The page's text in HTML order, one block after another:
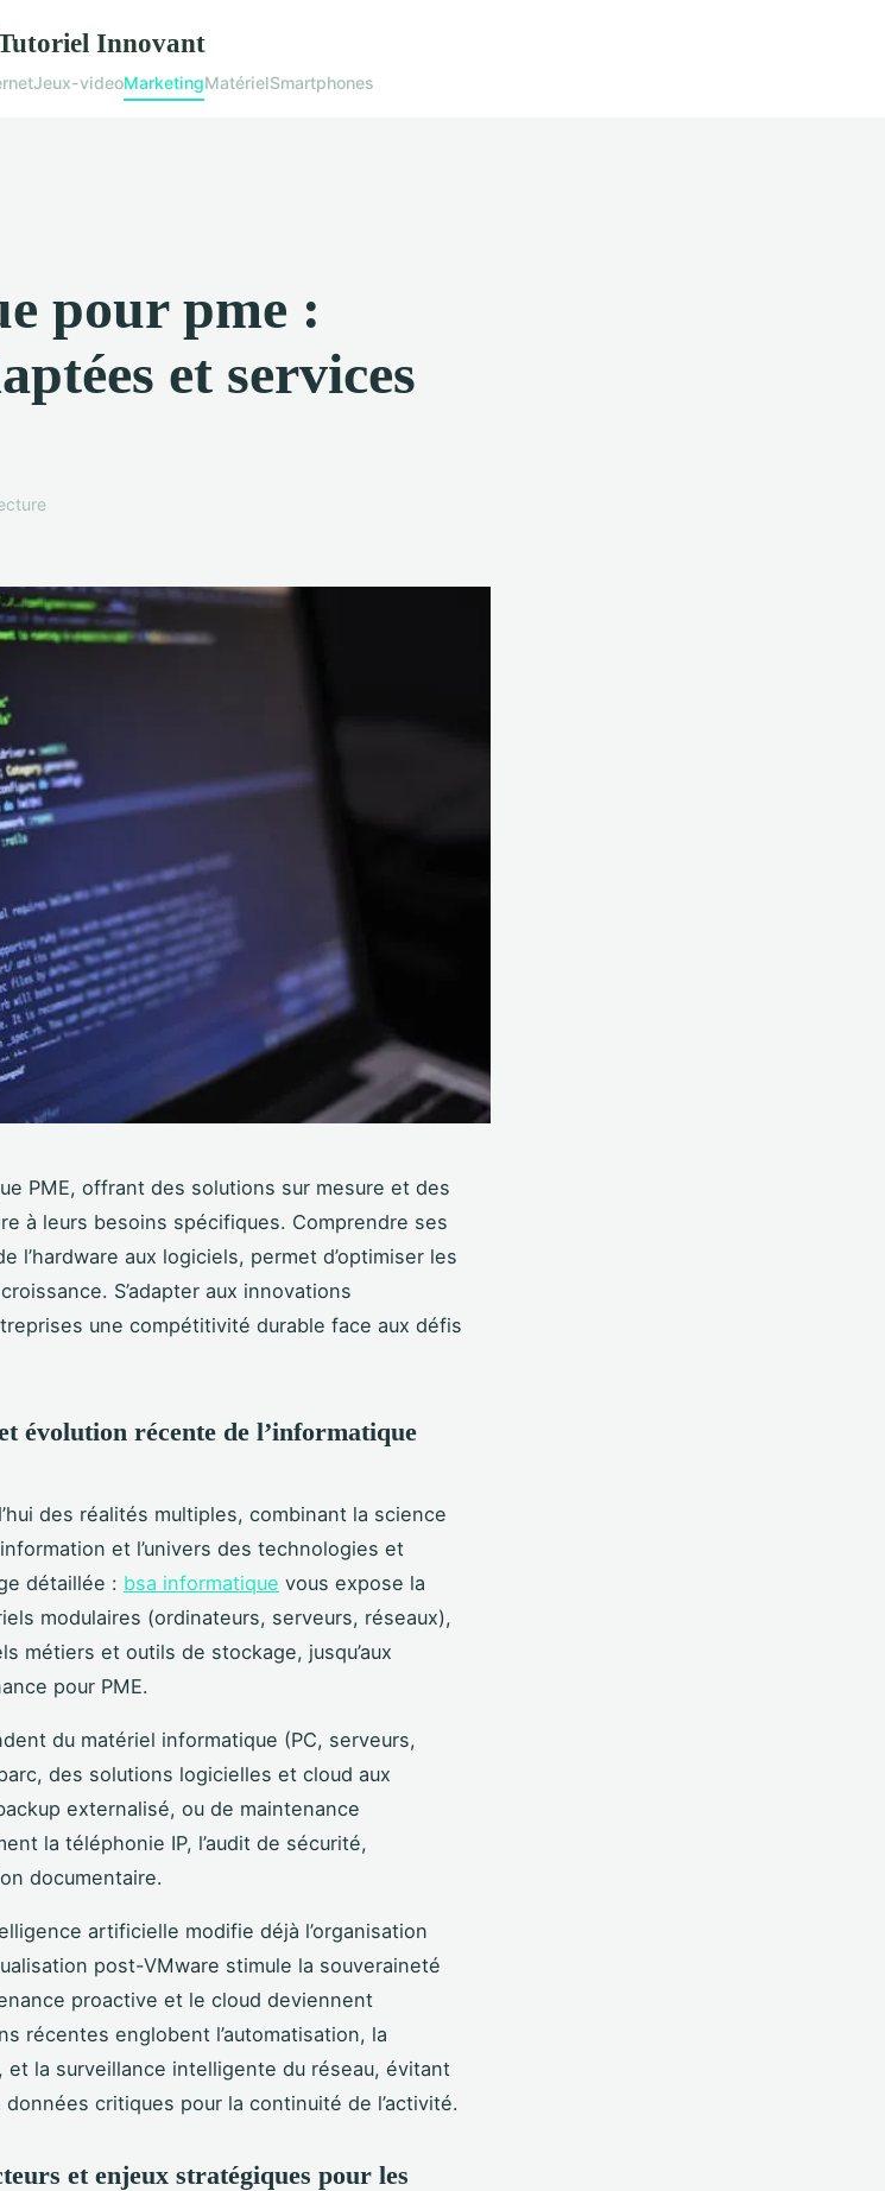
Innovant
Jeux-videoMarketingMatérielSmartphones
pour pme :
et services
PME, offrant des solutions sur mesure et des
à leurs besoins spécifiques. Comprendre ses
l’hardware aux logiciels, permet d’optimiser les
S’adapter aux innovations
une compétitivité durable face aux défis
évolution récente de l’informatique
des réalités multiples, combinant la science
et l’univers des technologies et
détaillée : bsa informatique vous expose la
modulaires (ordinateurs, serveurs, réseaux),
métiers et outils de stockage, jusqu’aux
pour PME.
du matériel informatique (PC, serveurs,
des solutions logicielles et cloud aux
externalisé, ou de maintenance
la téléphonie IP, l’audit de sécurité,
documentaire.
artificielle modifie déjà l’organisation
post-VMware stimule la souveraineté
proactive et le cloud deviennent
récentes englobent l’automatisation, la
et la surveillance intelligente du réseau, évitant
critiques pour la continuité de l’activité.
et enjeux stratégiques pour les